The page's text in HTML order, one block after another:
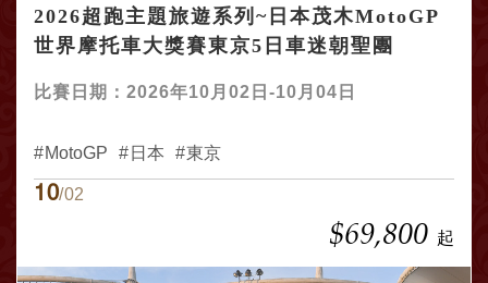
2026超跑主題旅遊系列~日本茂木MotoGP
世界摩托車大獎賽東京5日車迷朝聖團
比賽日期：2026年10月02日-10月04日
MotoGP 日本 東京
10/02
$69,800 起